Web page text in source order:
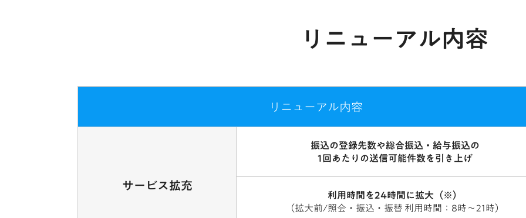
リニューアル内容
リニューアル内容
サービス拡充
振込の登録先数や総合振込・給与振込の
1回あたりの送信可能件数を引き上げ
利用時間を24時間に拡大（※）
（拡大前/照会・振込・振替 利用時間：8時～21時）